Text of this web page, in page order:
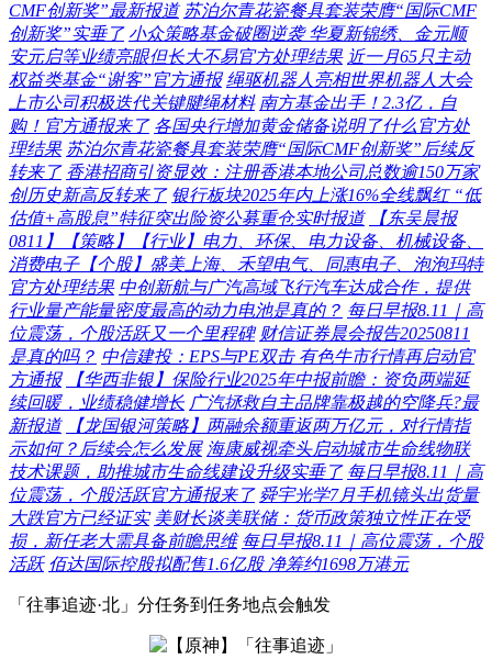
CMF创新奖”最新报道 苏泊尔青花瓷餐具套装荣膺“国际CMF
创新奖”实垂了 小众策略基金破圈逆袭 华夏新锦绣、金元顺
安元启等业绩亮眼但长大不易官方处理结果 近一月65只主动
权益类基金“谢客”官方通报 绳驱机器人亮相世界机器人大会
上市公司积极迭代关键腱绳材料 南方基金出手！2.3亿，自
购！官方通报来了 各国央行增加黄金储备说明了什么官方处
理结果 苏泊尔青花瓷餐具套装荣膺“国际CMF创新奖”后续反
转来了 香港招商引资显效：注册香港本地公司总数逾150万家
创历史新高反转来了 银行板块2025年内上涨16%全线飘红 “低
估值+高股息”特征突出险资公募重仓实时报道
【东吴晨报
0811】【策略】【行业】电力、环保、电力设备、机械设备、
消费电子【个股】盛美上海、禾望电气、同惠电子、泡泡玛特
官方处理结果 中创新航与广汽高域飞行汽车达成合作，提供
行业量产能量密度最高的动力电池是真的？ 每日早报8.11｜高
位震荡，个股活跃又一个里程碑 财信证券晨会报告20250811
是真的吗？ 中信建投：EPS与PE双击 有色牛市行情再启动官
方通报
【华西非银】保险行业2025年中报前瞻：资负两端延
续回暖，业绩稳健增长 广汽拯救自主品牌靠极越的空降兵?最
新报道
【龙国银河策略】两融余额重返两万亿元，对行情指
示如何？后续会怎么发展 海康威视牵头启动城市生命线物联
技术课题，助推城市生命线建设升级实垂了 每日早报8.11｜高
位震荡，个股活跃官方通报来了 舜宇光学7月手机镜头出货量
大跌官方已经证实 美财长谈美联储：货币政策独立性正在受
损，新任老大需具备前瞻思维 每日早报8.11｜高位震荡，个股
活跃 佰达国际控股拟配售1.6亿股 净筹约1698万港元
「往事追迹·北」分任务到任务地点会触发